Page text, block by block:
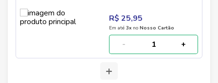
R$ 25,95
Em até 3x no Nosso Cartão
- +
+